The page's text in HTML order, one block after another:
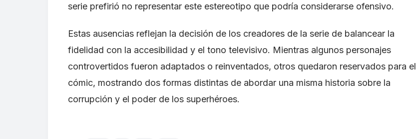
serie prefirió no representar este estereotipo que podría considerarse ofensivo.
Estas ausencias reflejan la decisión de los creadores de la serie de balancear la
fidelidad con la accesibilidad y el tono televisivo. Mientras algunos personajes
controvertidos fueron adaptados o reinventados, otros quedaron reservados para el
cómic, mostrando dos formas distintas de abordar una misma historia sobre la
corrupción y el poder de los superhéroes.